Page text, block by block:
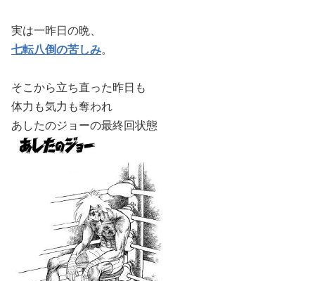
実は一昨日の晩、
七転八倒の苦しみ。
そこから立ち直った昨日も
体力も気力も奪われ
あしたのジョーの最終回状態